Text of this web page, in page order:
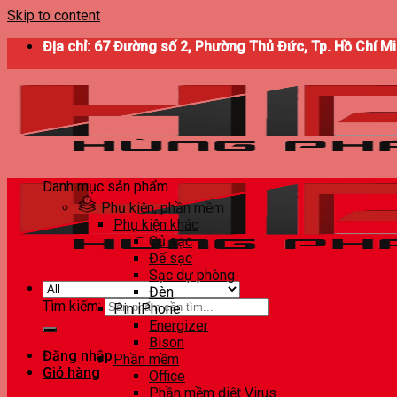
Skip to content
Địa chỉ: 67 Đường số 2, Phường Thủ Đức, Tp. Hồ Chí
Tìm kiếm:
Đăng nhập
Giỏ hàng
Danh mục sản phẩm
Phụ kiện, phần mềm
Phụ kiện khác
Củ sạc
Đế sạc
Sạc dự phòng
Đèn
Pin iPhone
Energizer
Bison
Phần mềm
Office
Phần mềm diệt Virus